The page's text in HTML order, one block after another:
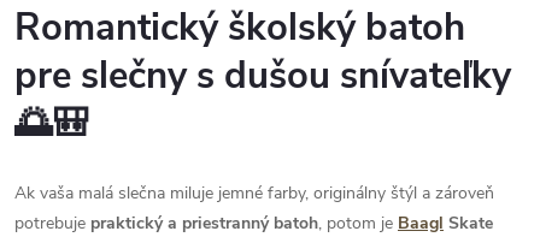
Romantický školský batoh
pre slečny s dušou snívateľky
🌅🎒
Ak vaša malá slečna miluje jemné farby, originálny štýl a zároveň
potrebuje praktický a priestranný batoh, potom je Baagl Skate